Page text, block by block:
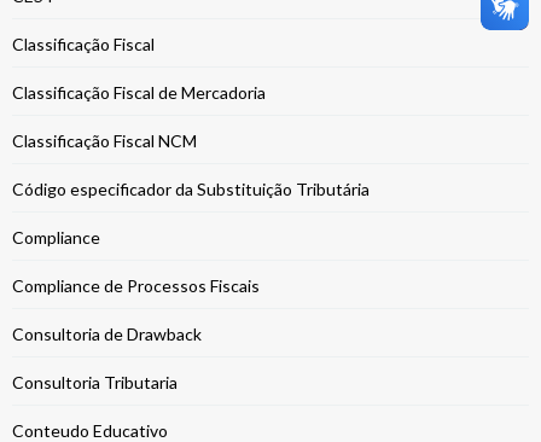
Classificação Fiscal
Classificação Fiscal de Mercadoria
Classificação Fiscal NCM
Código especificador da Substituição Tributária
Compliance
Compliance de Processos Fiscais
Consultoria de Drawback
Consultoria Tributaria
Conteudo Educativo